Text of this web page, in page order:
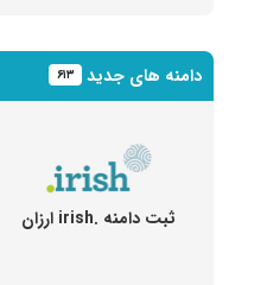
دامنه های جدید ۶۱۳
ثبت دامنه .irish ارزان